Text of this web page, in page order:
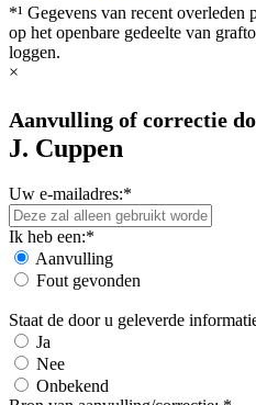
*¹ Gegevens van recent overleden
op het openbare gedeelte van
loggen.
×
Aanvulling of correctie
J. Cuppen
Uw e-mailadres:*
Ik heb een:*
Aanvulling
Fout gevonden
Staat de door u geleverde
Ja
Nee
Onbekend